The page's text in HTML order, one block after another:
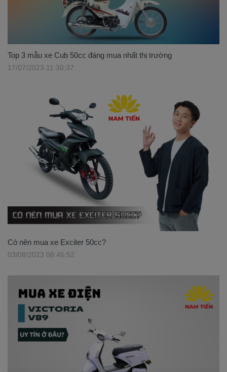
Top 3 mẫu xe Cub 50cc đáng mua nhất thị trường
17/07/2023 11:30:37
Có nên mua xe Exciter 50cc?
03/08/2023 08:46:52